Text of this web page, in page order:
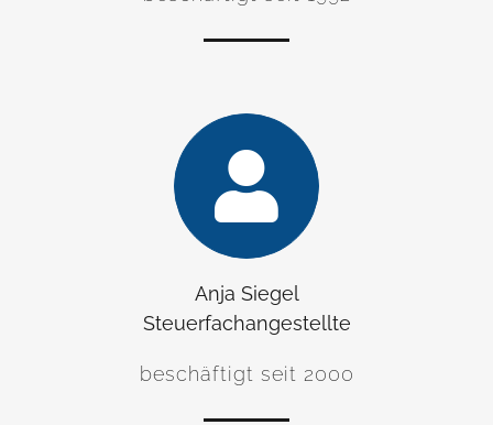
Anja Siegel
Steuerfachangestellte
beschäftigt seit 2000